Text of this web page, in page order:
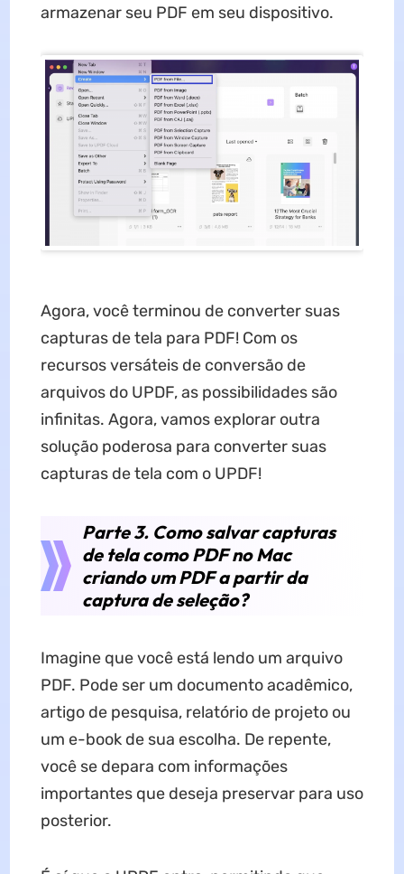
armazenar seu PDF em seu dispositivo.
Agora, você terminou de converter suas
capturas de tela para PDF! Com os
recursos versáteis de conversão de
arquivos do UPDF, as possibilidades são
infinitas. Agora, vamos explorar outra
solução poderosa para converter suas
capturas de tela com o UPDF!
Parte 3. Como salvar capturas
de tela como PDF no Mac
criando um PDF a partir da
captura de seleção?
Imagine que você está lendo um arquivo
PDF. Pode ser um documento acadêmico,
artigo de pesquisa, relatório de projeto ou
um e-book de sua escolha. De repente,
você se depara com informações
importantes que deseja preservar para uso
posterior.